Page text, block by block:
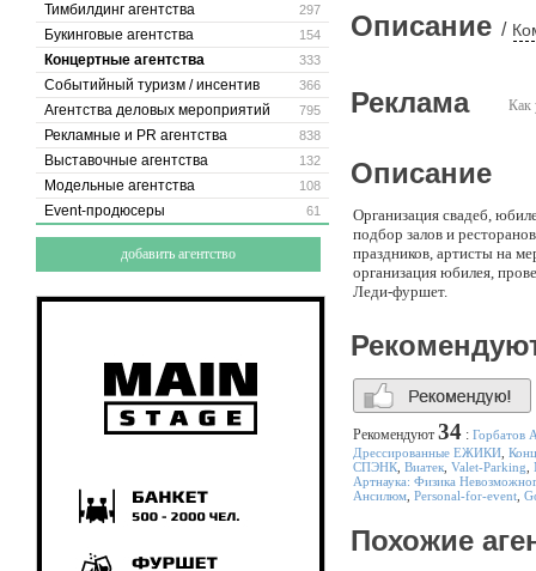
297
Тимбилдинг агентства
154
Букинговые агентства
333
Концертные агентства
366
Событийный туризм / инсентив
795
Агентства деловых мероприятий
838
Рекламные и PR агентства
132
Выставочные агентства
108
Модельные агентства
61
Event-продюсеры
добавить агентство
Описание /
Как
Реклама
Описание
Организация свадеб,
подбор залов и
праздников, артисты на
организация юбилея,
Леди-фуршет.
Рекомендуют 34 : Горбатов
Дрессированные ЕЖИКИ
СПЭНК Виатек Valet-Parking
Артнаука: Физика
Ансилюм Personal-for-event
Похожие